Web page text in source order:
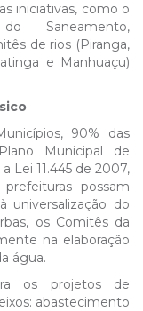
iniciativas, como o
Saneamento,
de rios (Piranga,
e Manhuaçu)
90% das
Municipal de
Lei 11.445 de 2007,
possam
universalização do
os Comitês da
na elaboração
água.
os projetos de
abastecimento